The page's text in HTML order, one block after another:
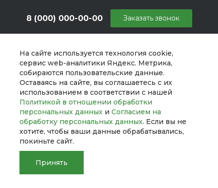
На сайте используется технология cookie,
сервис web-аналитики Яндекс. Метрика,
собираются пользовательские данные.
Оставаясь на сайте, вы соглашаетесь с их
использованием в соответствии с нашей
Политикой в отношении обработки
персональных данных и Согласием на
обработку персональных данных. Если вы не
хотите, чтобы ваши данные обрабатывались,
покиньте сайт.
Принять
8 (000) 000-00-00
г. Москва, ул. Шапкина, д. 11
Заказать звонок
© 2026 UNIBox, Все права защищены